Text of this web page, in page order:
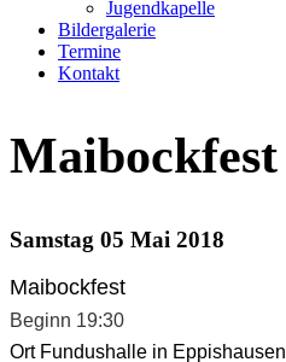
Jugendkapelle
Bildergalerie
Termine
Kontakt
Maibockfest
Samstag 05 Mai 2018
Maibockfest
Beginn 19:30
Ort Fundushalle in Eppishausen